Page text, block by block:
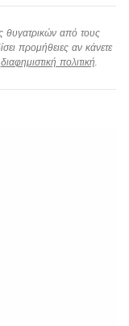
θυγατρικών από τους
προμήθειες αν κάνετε
διαφημιστική πολιτική.